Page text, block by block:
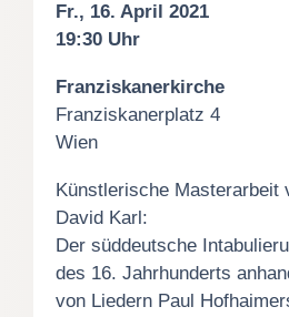
Fr., 16. April 2021
19:30 Uhr
Franziskanerkirche
Franziskanerplatz 4
Wien
Künstlerische Masterarbeit
David Karl:
Der süddeutsche
des 16. Jahrhunderts
von Liedern Paul